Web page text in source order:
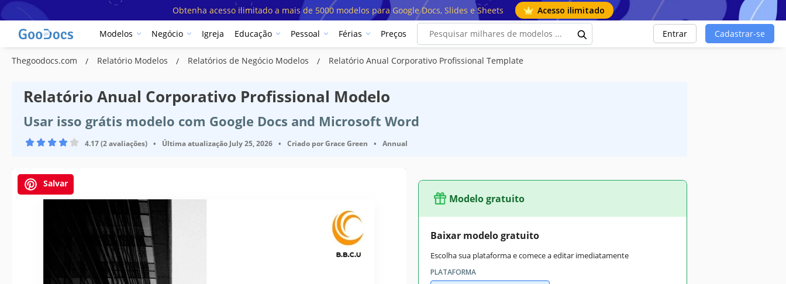
Obtenha acesso ilimitado a mais de 5000 modelos para Google Docs, Slides e Sheets Acesso ilimitado
Modelos Negócio Igreja Educação Pessoal Férias Preços Entrar Cadastrar-se
Thegoodocs.com Relatório Modelos Relatórios de Negócio Modelos Relatório Anual Corporativo Profissional Template
Relatório Anual Corporativo Profissional Modelo
Usar isso grátis modelo com Google Docs and Microsoft Word
4.17 (2 avaliações) • Última atualização July 25, 2026 • Criado porGrace Green • Annual
Salvar
Modelo gratuito
Baixar modelo gratuito
Escolha sua plataforma e comece a editar imediatamente
PLATAFORMA